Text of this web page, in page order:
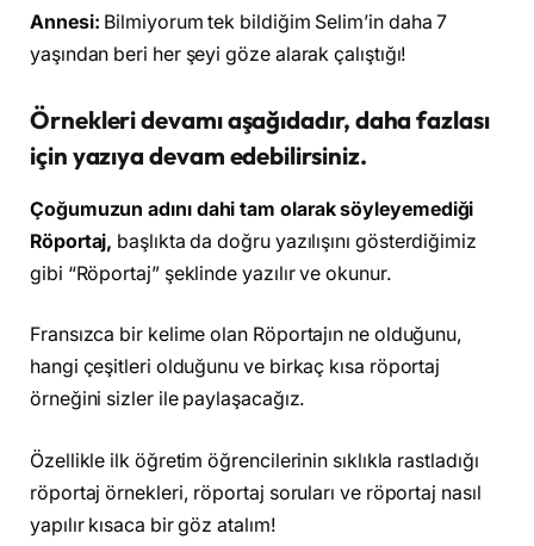
Annesi: Bilmiyorum tek bildiğim Selim’in daha 7
yaşından beri her şeyi göze alarak çalıştığı!
Örnekleri devamı aşağıdadır, daha fazlası
için yazıya devam edebilirsiniz.
Çoğumuzun adını dahi tam olarak söyleyemediği
Röportaj, başlıkta da doğru yazılışını gösterdiğimiz
gibi “Röportaj” şeklinde yazılır ve okunur.
Fransızca bir kelime olan Röportajın ne olduğunu,
hangi çeşitleri olduğunu ve birkaç kısa röportaj
örneğini sizler ile paylaşacağız.
Özellikle ilk öğretim öğrencilerinin sıklıkla rastladığı
röportaj örnekleri, röportaj soruları ve röportaj nasıl
yapılır kısaca bir göz atalım!